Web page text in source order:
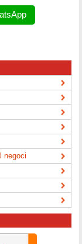
negoci